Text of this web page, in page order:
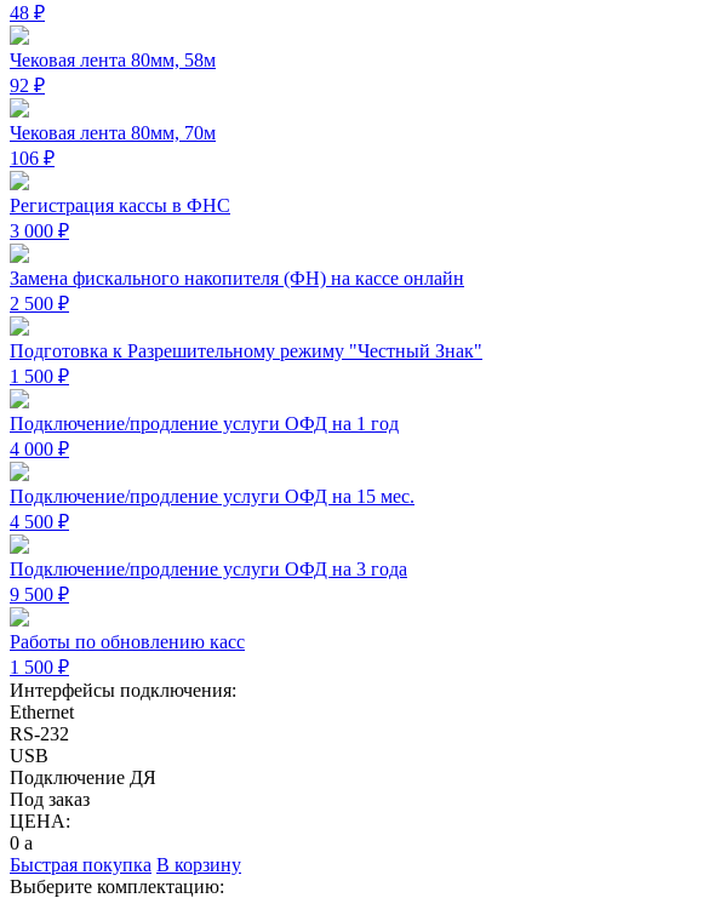
48 ₽
Чековая лента 80мм, 58м
92 ₽
Чековая лента 80мм, 70м
106 ₽
Регистрация кассы в ФНС
3 000 ₽
Замена фискального накопителя (ФН) на кассе онлайн
2 500 ₽
Подготовка к Разрешительному режиму "Честный Знак"
1 500 ₽
Подключение/продление услуги ОФД на 1 год
4 000 ₽
Подключение/продление услуги ОФД на 15 мес.
4 500 ₽
Подключение/продление услуги ОФД на 3 года
9 500 ₽
Работы по обновлению касс
1 500 ₽
Интерфейсы подключения:
Ethernet
RS-232
USB
Подключение ДЯ
Под заказ
ЦЕНА:
0 a
Быстрая покупка В корзину
Выберите комплектацию: